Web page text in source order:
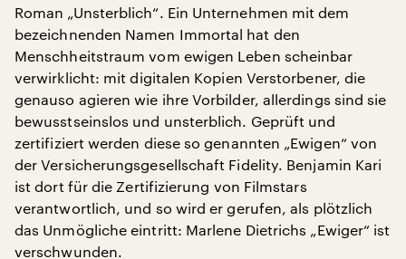
Roman „Unsterblich“. Ein Unternehmen mit dem
bezeichnenden Namen Immortal hat den
Menschheitstraum vom ewigen Leben scheinbar
verwirklicht: mit digitalen Kopien Verstorbener, die
genauso agieren wie ihre Vorbilder, allerdings sind sie
bewusstseinslos und unsterblich. Geprüft und
zertifiziert werden diese so genannten „Ewigen“ von
der Versicherungsgesellschaft Fidelity. Benjamin Kari
ist dort für die Zertifizierung von Filmstars
verantwortlich, und so wird er gerufen, als plötzlich
das Unmögliche eintritt: Marlene Dietrichs „Ewiger“ ist
verschwunden.